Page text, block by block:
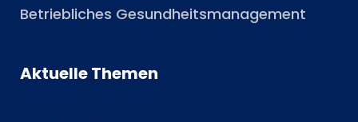
Betriebliches Gesundheitsmanagement
Aktuelle Themen